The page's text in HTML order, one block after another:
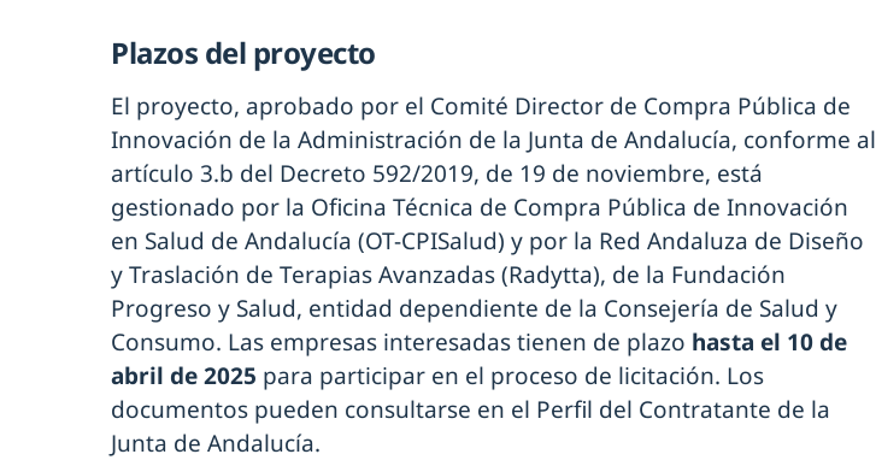
Plazos del proyecto
El proyecto, aprobado por el Comité Director de Compra Pública de
Innovación de la Administración de la Junta de Andalucía, conforme al
artículo 3.b del Decreto 592/2019, de 19 de noviembre, está
gestionado por la Oficina Técnica de Compra Pública de Innovación
en Salud de Andalucía (OT-CPISalud) y por la Red Andaluza de Diseño
y Traslación de Terapias Avanzadas (Radytta), de la Fundación
Progreso y Salud, entidad dependiente de la Consejería de Salud y
Consumo. Las empresas interesadas tienen de plazo hasta el 10 de
abril de 2025 para participar en el proceso de licitación. Los
documentos pueden consultarse en el Perfil del Contratante de la
Junta de Andalucía.